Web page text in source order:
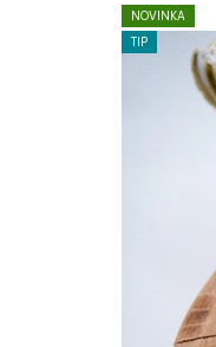
NOVINKA
TIP